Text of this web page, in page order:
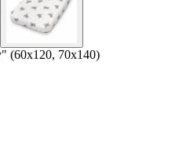
(60x120, 70x140)